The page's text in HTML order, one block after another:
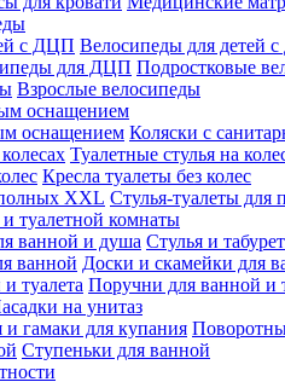
Велосипеды для детей
Подростковые
Взрослые велосипеды
оснащением
Коляски с
Туалетные стулья на
Кресла туалеты без колес
Стулья-туалеты
туалетной комнаты
Стулья и
Доски и скамейки для
Поручни для ванной и
на унитаз
Ступеньки для ванной